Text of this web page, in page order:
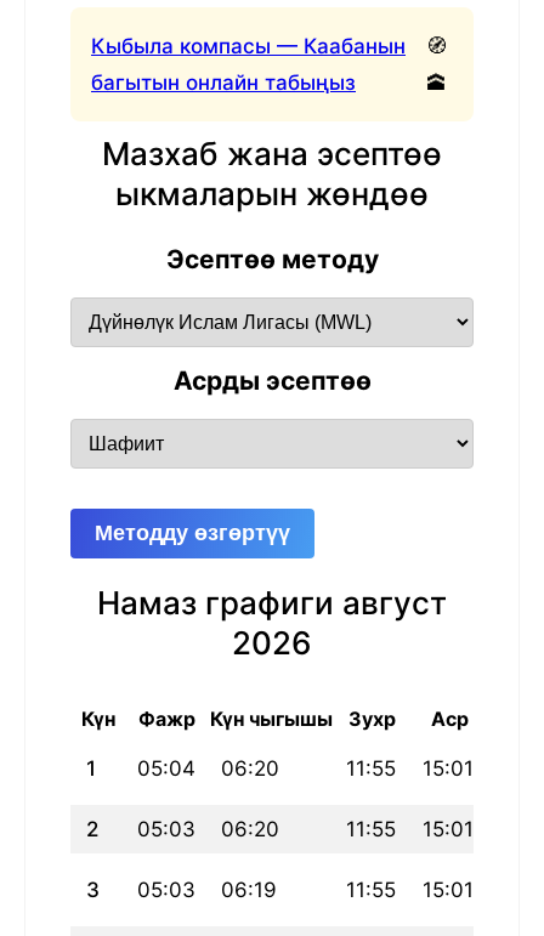
Кыбыла компасы — Каабанын
багытын онлайн табыңыз
🧭
🕋
Мазхаб жана эсептөө
ыкмаларын жөндөө
Эсептөө методу
Асрды эсептөө
Методду өзгөртүү
Намаз графиги август
2026
Күн Фажр Күн чыгышы Зухр Аср
1 05:04 06:20 11:55 15:01
2 05:03 06:20 11:55 15:01
3 05:03 06:19 11:55 15:01